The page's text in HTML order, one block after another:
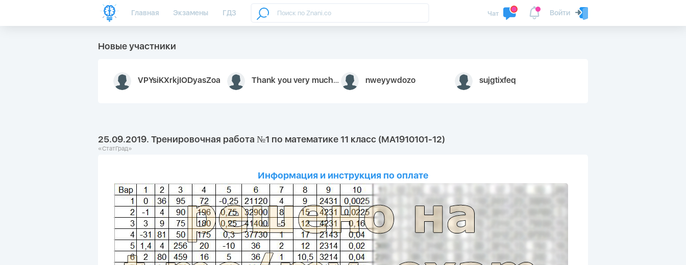
Главная Экзамены ГДЗ Войти
Чат
Новые участники
VPYsiKXrkjIODyasZoa Thank you very much for your inquiry We appreciate you 9126052 https://youtube.com faceapple ! nweyywdozo sujgtixfeq
25.09.2019. Тренировочная работа №1 по математике 11 класс (МА1910101-12)
«СтатГрад»
Информация и инструкция по оплате